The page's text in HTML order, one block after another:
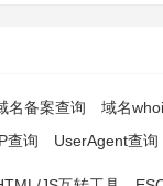
名备案查询 域名
查询
UserAgent查询